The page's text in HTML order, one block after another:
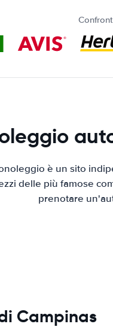
è un sito
delle più famose
prenotare
Campinas